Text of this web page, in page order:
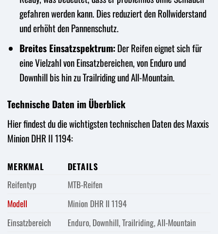
gefahren werden kann. Dies reduziert den Rollwiderstand
und erhöht den Pannenschutz.
Breites Einsatzspektrum:Der Reifen eignet sich für
eine Vielzahl von Einsatzbereichen, von Enduro und
Downhill bis hin zu Trailriding und All-Mountain.
Technische Daten im Überblick
Hier findest du die wichtigsten technischen Daten des Maxxis
Minion DHR II 1194:
MERKMAL
DETAILS
Reifentyp
MTB-Reifen
Modell
Minion DHR II 1194
Einsatzbereich
Enduro, Downhill, Trailriding, All-Mountain